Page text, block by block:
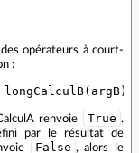
opérateurs à court-
:
longCalculB( argB)
renvoie True .
par le résultat de
False , alors le